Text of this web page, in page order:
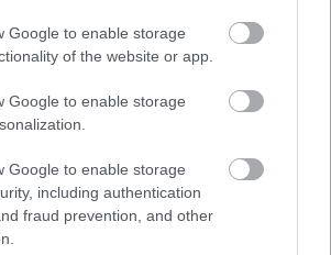
Google to enable storage
of the website or app.
Google to enable storage
Google to enable storage
including authentication
fraud prevention, and other
କରେ ନାହିଁ; ଏହା ଏହାର ସାଂସ୍କୃତିକ
ମୂର୍ତ୍ତିମନ୍ତ କରେ, ଦର୍ଶକଙ୍କୁ ଆରାମ, ସୁସ୍ଥତା ଏବଂ
ରଙ୍ଗ - ନରମ ଗେରୁଆ ଠାରୁ ଆରମ୍ଭ କରି
ପ୍ରଦାନ କରେ। ଏହି ଦୃଶ୍ୟ ସମୃଦ୍ଧି
ଜୀବନଶକ୍ତିକୁ ସୂଚାଇଥାଏ, ଯାହା ଦୀର୍ଘ ଦିନ
ଏବଂ ଏହାର ଔଷଧୀୟ ଏବଂ ପୁନରୁଦ୍ଧାର ଗୁଣ
ଭାବରେ ସଭ୍ୟତା ମଧ୍ୟରେ ଦାଲଚିନିକୁ ମୂଲ୍ୟ